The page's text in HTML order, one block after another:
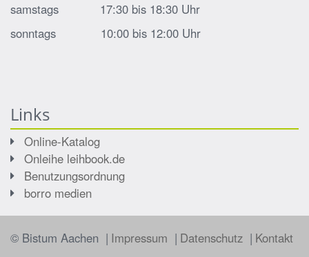
samstags 17:30 bis 18:30 Uhr
sonntags 10:00 bis 12:00 Uhr
Links
Online-Katalog
Onleihe leihbook.de
Benutzungsordnung
borro medien
© Bistum Aachen Impressum Datenschutz Kontakt